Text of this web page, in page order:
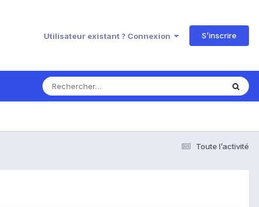
Utilisateur existant ? Connexion S’inscrire
Toute l’activité